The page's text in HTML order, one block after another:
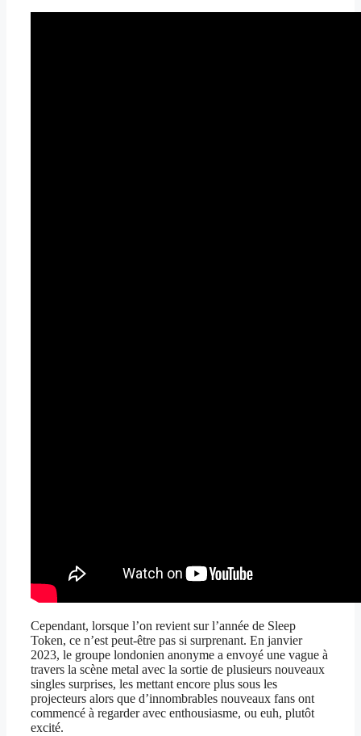
Cependant, lorsque l’on revient sur l’année de Sleep
Token, ce n’est peut-être pas si surprenant. En janvier
2023, le groupe londonien anonyme a envoyé une vague à
travers la scène metal avec la sortie de plusieurs nouveaux
singles surprises, les mettant encore plus sous les
projecteurs alors que d’innombrables nouveaux fans ont
commencé à regarder avec enthousiasme, ou euh, plutôt
excité.